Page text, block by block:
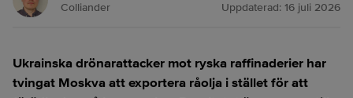
Colliander
Uppdaterad: 16 juli 2026
Ukrainska drönarattacker mot ryska raffinaderier har
tvingat Moskva att exportera råolja i stället för att